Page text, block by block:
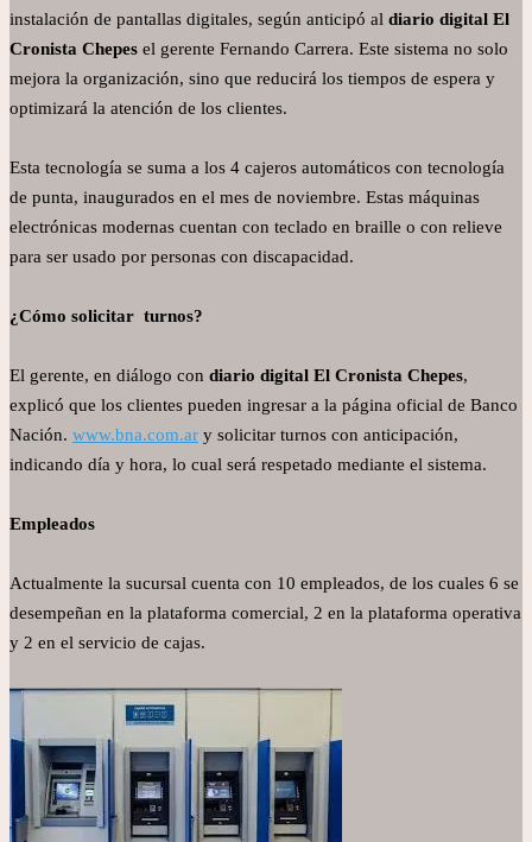
instalación de pantallas digitales, según anticipó al diario digital El
Cronista Chepes el gerente Fernando Carrera. Este sistema no solo
mejora la organización, sino que reducirá los tiempos de espera y
optimizará la atención de los clientes.
Esta tecnología se suma a los 4 cajeros automáticos con tecnología
de punta, inaugurados en el mes de noviembre. Estas máquinas
electrónicas modernas cuentan con teclado en braille o con relieve
para ser usado por personas con discapacidad.
¿Cómo solicitar turnos?
El gerente, en diálogo con diario digital El Cronista Chepes,
explicó que los clientes pueden ingresar a la página oficial de Banco
Nación. www.bna.com.ar y solicitar turnos con anticipación,
indicando día y hora, lo cual será respetado mediante el sistema.
Empleados
Actualmente la sucursal cuenta con 10 empleados, de los cuales 6 se
desempeñan en la plataforma comercial, 2 en la plataforma operativa
y 2 en el servicio de cajas.